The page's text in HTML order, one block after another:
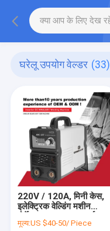
घरेलू उपयोग वेल्डर (33)
220V / 120A, मिनी केस,
इलेक्ट्रिक वेल्डिंग मशीन
MMA / आर्क वेल्डिंग मशीन-
मूल्य:US $40-50/ Piece